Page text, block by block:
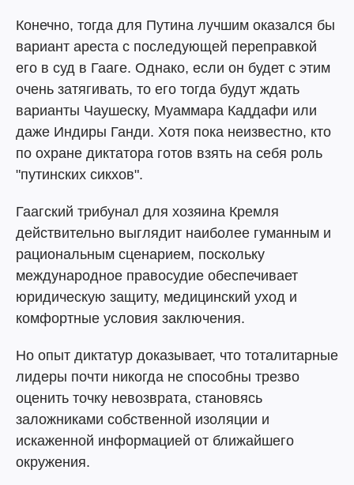
Конечно, тогда для Путина лучшим оказался бы
вариант ареста с последующей переправкой
его в суд в Гааге. Однако, если он будет с этим
очень затягивать, то его тогда будут ждать
варианты Чаушеску, Муаммара Каддафи или
даже Индиры Ганди. Хотя пока неизвестно, кто
по охране диктатора готов взять на себя роль
"путинских сикхов".
Гаагский трибунал для хозяина Кремля
действительно выглядит наиболее гуманным и
рациональным сценарием, поскольку
международное правосудие обеспечивает
юридическую защиту, медицинский уход и
комфортные условия заключения.
Но опыт диктатур доказывает, что тоталитарные
лидеры почти никогда не способны трезво
оценить точку невозврата, становясь
заложниками собственной изоляции и
искаженной информацией от ближайшего
окружения.